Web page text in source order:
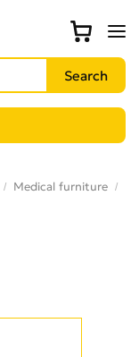
Medical furniture